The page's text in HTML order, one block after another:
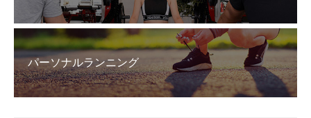
パーソナルランニング